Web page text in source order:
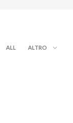
ALL ALTRO